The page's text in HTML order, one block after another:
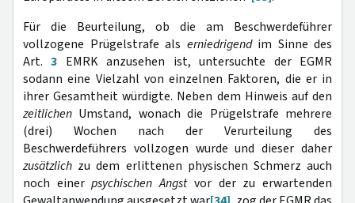
Für die Beurteilung, ob die am Beschwerdeführer
vollzogene Prügelstrafe als erniedrigendim Sinne des
Art.3 EMRK anzusehen ist, untersuchte der EGMR
sodann eine Vielzahl von einzelnen Faktoren, die er in
ihrer Gesamtheit würdigte. Neben dem Hinweis auf den
zeitlichen Umstand, wonach die Prügelstrafe mehrere
(drei) Wochen nach der Verurteilung des
Beschwerdeführers vollzogen wurde und dieser daher
zusätzlich zu dem erlittenen physischen Schmerz auch
noch einerpsychischen Angstvor der zu erwartenden